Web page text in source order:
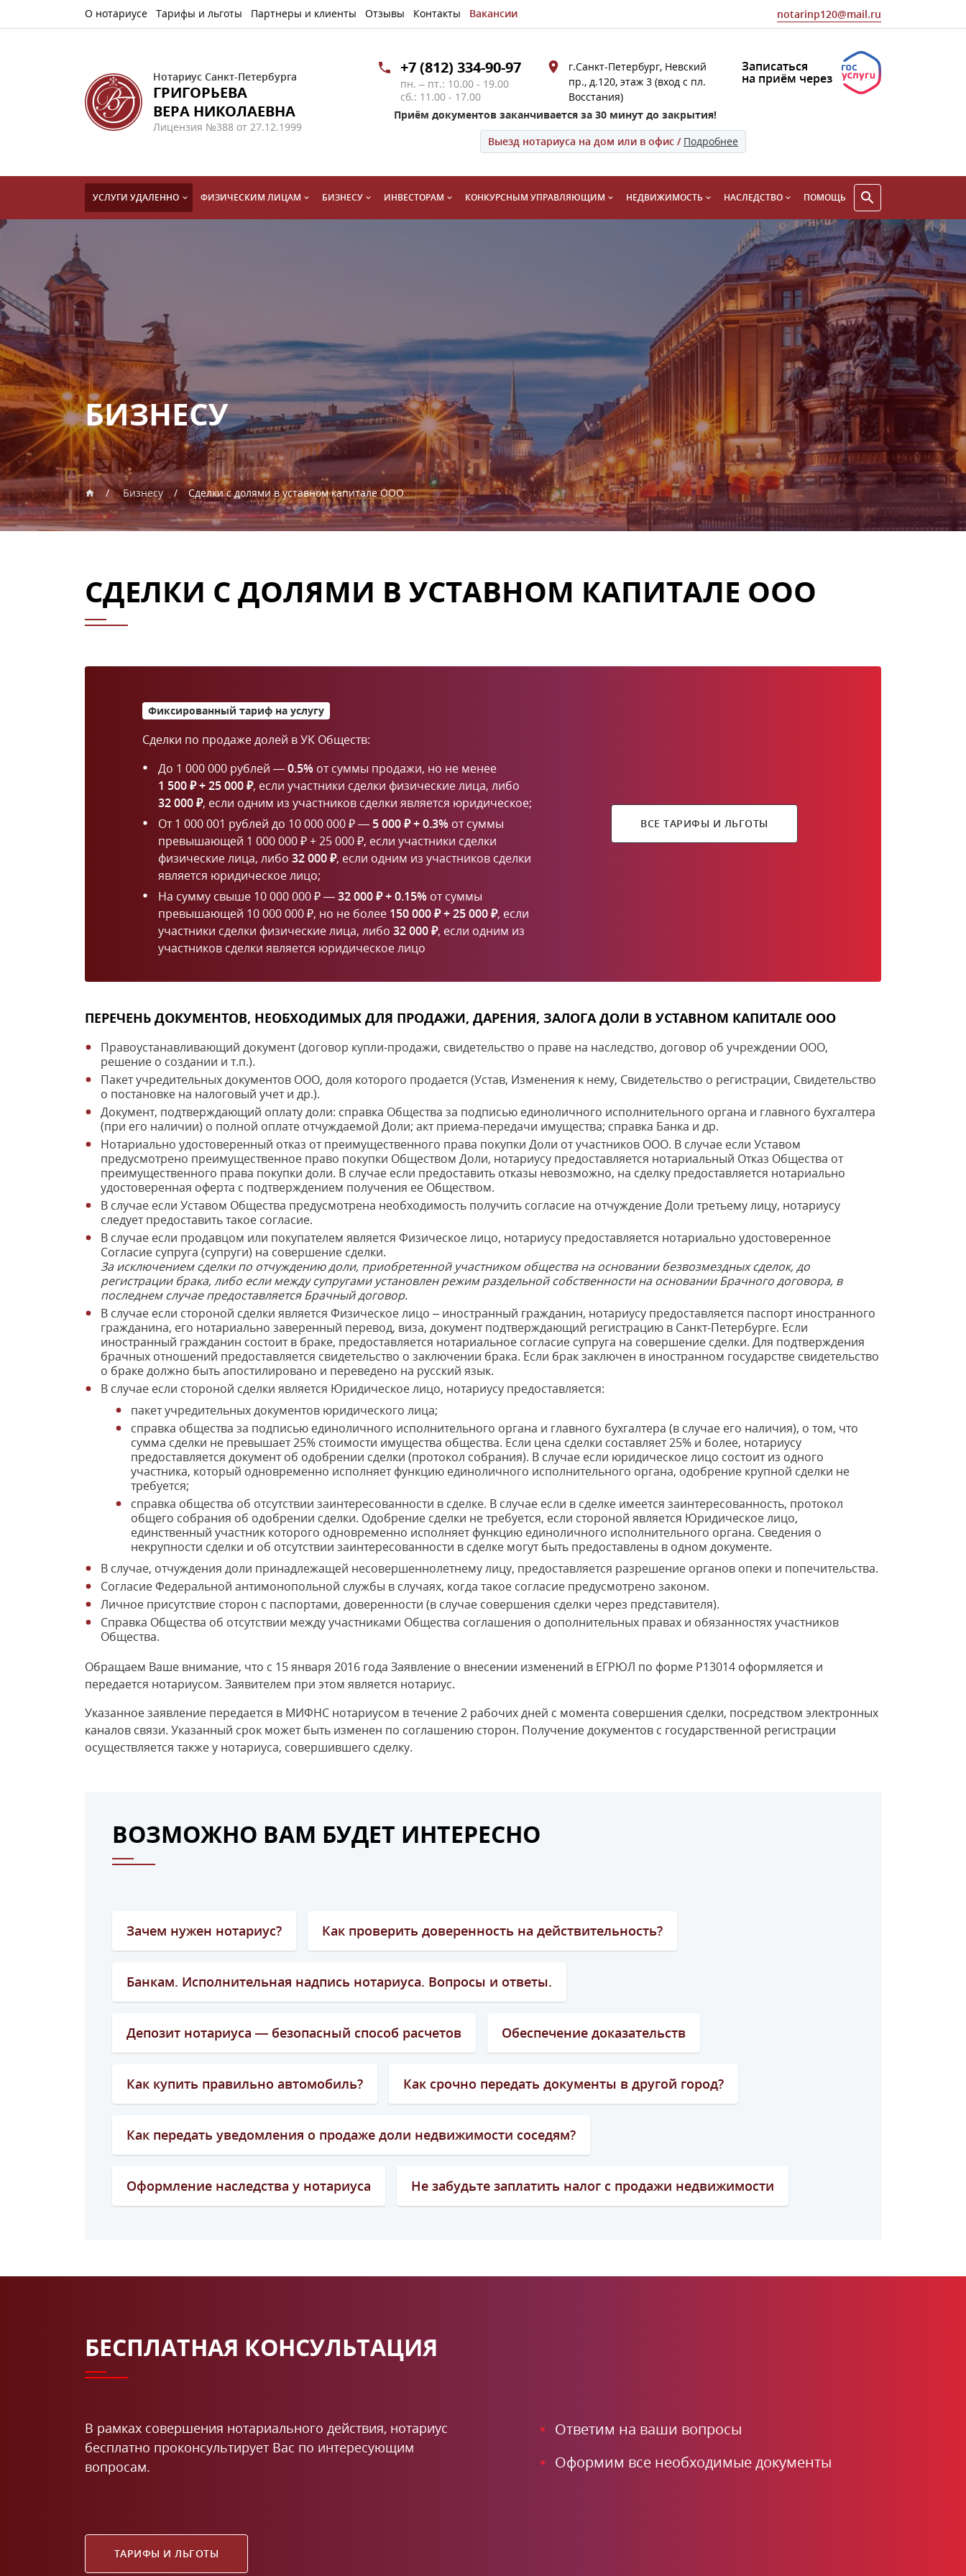
О нотариусе Тарифы и льготы Партнеры и клиенты Отзывы Контакты Вакансии notarinp120@mail.ru
Нотариус Санкт-Петербурга
ГРИГОРЬЕВА
ВЕРА НИКОЛАЕВНА
Лицензия №388 от 27.12.1999
+7 (812) 334-90-97
пн. – пт.: 10.00 - 19.00
сб.: 11.00 - 17.00
г.Санкт-Петербург, Невский
пр., д.120, этаж 3 (вход с пл.
Восстания)
Записаться
на приём через
Приём документов заканчивается за 30 минут до закрытия!
Выезд нотариуса на дом или в офис / Подробнее
УСЛУГИ УДАЛЕННО ФИЗИЧЕСКИМ ЛИЦАМ БИЗНЕСУ ИНВЕСТОРАМ КОНКУРСНЫМ УПРАВЛЯЮЩИМ НЕДВИЖИМОСТЬ НАСЛЕДСТВО ПОМОЩЬ
БИЗНЕСУ
Бизнесу Сделки с долями в уставном капитале ООО
СДЕЛКИ С ДОЛЯМИ В УСТАВНОМ КАПИТАЛЕ ООО
Фиксированный тариф на услугу
Сделки по продаже долей в УК Обществ:
До 1 000 000 рублей —0.5% от суммы продажи, но не менее
1 500 ₽ + 25 000 ₽, если участники сделки физические лица, либо
32 000 ₽, если одним из участников сделки является юридическое;
От 1 000 001 рублей до 10 000 000 ₽ — 5 000 ₽ + 0.3% от суммы
превышающей 1 000 000 ₽ + 25 000 ₽, если участники сделки
физические лица, либо 32 000 ₽, если одним из участников сделки
является юридическое лицо;
На сумму свыше 10 000 000 ₽ —32 000 ₽ + 0.15% от суммы
превышающей 10 000 000 ₽, но не более 150 000 ₽ + 25 000 ₽, если
участники сделки физические лица, либо 32 000 ₽, если одним из
участников сделки является юридическое лицо
ВСЕ ТАРИФЫ И ЛЬГОТЫ
ПЕРЕЧЕНЬ ДОКУМЕНТОВ, НЕОБХОДИМЫХ ДЛЯ ПРОДАЖИ, ДАРЕНИЯ, ЗАЛОГА ДОЛИ В УСТАВНОМ КАПИТАЛЕ ООО
Правоустанавливающий документ (договор купли-продажи, свидетельство о праве на наследство, договор об учреждении ООО,
решение о создании и т.п.).
Пакет учредительных документов ООО, доля которого продается (Устав, Изменения к нему, Свидетельство о регистрации, Свидетельство
о постановке на налоговый учет и др.).
Документ, подтверждающий оплату доли: справка Общества за подписью единоличного исполнительного органа и главного бухгалтера
(при его наличии) о полной оплате отчуждаемой Доли; акт приема-передачи имущества; справка Банка и др.
Нотариально удостоверенный отказ от преимущественного права покупки Доли от участников ООО. В случае если Уставом
предусмотрено преимущественное право покупки Обществом Доли, нотариусу предоставляется нотариальный Отказ Общества от
преимущественного права покупки доли. В случае если предоставить отказы невозможно, на сделку предоставляется нотариально
удостоверенная оферта с подтверждением получения ее Обществом.
В случае если Уставом Общества предусмотрена необходимость получить согласие на отчуждение Доли третьему лицу, нотариусу
следует предоставить такое согласие.
В случае если продавцом или покупателем является Физическое лицо, нотариусу предоставляется нотариально удостоверенное
Согласие супруга (супруги) на совершение сделки.
За исключением сделки по отчуждению доли, приобретенной участником общества на основании безвозмездных сделок, до
регистрации брака, либо если между супругами установлен режим раздельной собственности на основании Брачного договора, в
последнем случае предоставляется Брачный договор.
В случае если стороной сделки является Физическое лицо – иностранный гражданин, нотариусу предоставляется паспорт иностранного
гражданина, его нотариально заверенный перевод, виза, документ подтверждающий регистрацию в Санкт-Петербурге. Если
иностранный гражданин состоит в браке, предоставляется нотариальное согласие супруга на совершение сделки. Для подтверждения
брачных отношений предоставляется свидетельство о заключении брака. Если брак заключен в иностранном государстве свидетельство
о браке должно быть апостилировано и переведено на русский язык.
В случае если стороной сделки является Юридическое лицо, нотариусу предоставляется:
пакет учредительных документов юридического лица;
справка общества за подписью единоличного исполнительного органа и главного бухгалтера (в случае его наличия), о том, что
сумма сделки не превышает 25% стоимости имущества общества. Если цена сделки составляет 25% и более, нотариусу
предоставляется документ об одобрении сделки (протокол собрания). В случае если юридическое лицо состоит из одного
участника, который одновременно исполняет функцию единоличного исполнительного органа, одобрение крупной сделки не
требуется;
справка общества об отсутствии заинтересованности в сделке. В случае если в сделке имеется заинтересованность, протокол
общего собрания об одобрении сделки. Одобрение сделки не требуется, если стороной является Юридическое лицо,
единственный участник которого одновременно исполняет функцию единоличного исполнительного органа. Сведения о
некрупности сделки и об отсутствии заинтересованности в сделке могут быть предоставлены в одном документе.
В случае, отчуждения доли принадлежащей несовершеннолетнему лицу, предоставляется разрешение органов опеки и попечительства.
Согласие Федеральной антимонопольной службы в случаях, когда такое согласие предусмотрено законом.
Личное присутствие сторон с паспортами, доверенности (в случае совершения сделки через представителя).
Справка Общества об отсутствии между участниками Общества соглашения о дополнительных правах и обязанностях участников
Общества.
Обращаем Ваше внимание, что с 15 января 2016 года Заявление о внесении изменений в ЕГРЮЛ по форме Р13014 оформляется и
передается нотариусом. Заявителем при этом является нотариус.
Указанное заявление передается в МИФНС нотариусом в течение 2 рабочих дней с момента совершения сделки, посредством электронных
каналов связи. Указанный срок может быть изменен по соглашению сторон. Получение документов с государственной регистрации
осуществляется также у нотариуса, совершившего сделку.
ВОЗМОЖНО ВАМ БУДЕТ ИНТЕРЕСНО
Зачем нужен нотариус? Как проверить доверенность на действительность?
Банкам. Исполнительная надпись нотариуса. Вопросы и ответы.
Депозит нотариуса — безопасный способ расчетов Обеспечение доказательств
Как купить правильно автомобиль? Как срочно передать документы в другой город?
Как передать уведомления о продаже доли недвижимости соседям?
Оформление наследства у нотариуса Не забудьте заплатить налог с продажи недвижимости
БЕСПЛАТНАЯ КОНСУЛЬТАЦИЯ
В рамках совершения нотариального действия, нотариус
бесплатно проконсультирует Вас по интересующим
вопросам.
ТАРИФЫ И ЛЬГОТЫ
Ответим на ваши вопросы
Оформим все необходимые документы